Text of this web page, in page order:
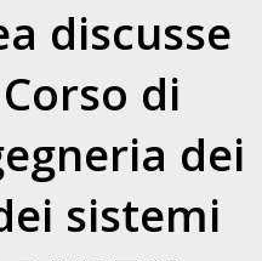
discusse
di
dei
sistemi